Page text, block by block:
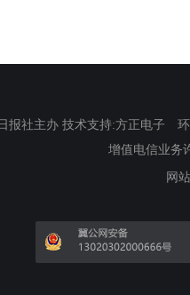
社主办 技术支持:方正电子
增值电信业务
网